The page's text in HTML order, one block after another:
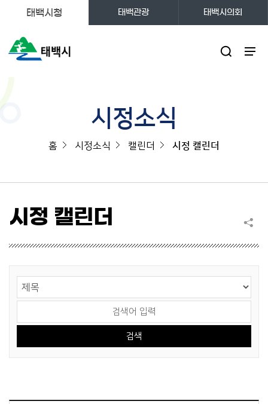
태백시청 태백관광 태백시의회
시정소식
홈 시정소식 캘린더 시정 캘린더
시정 캘린더